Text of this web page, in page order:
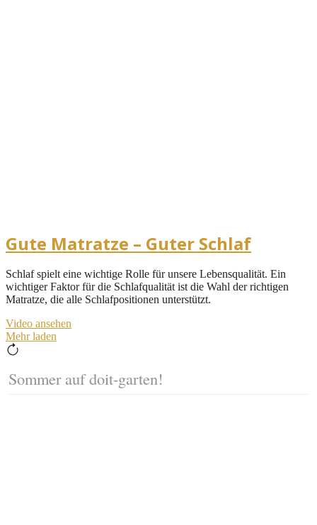
Gute Matratze – Guter Schlaf
Schlaf spielt eine wichtige Rolle für unsere Lebensqualität. Ein
wichtiger Faktor für die Schlafqualität ist die Wahl der richtigen
Matratze, die alle Schlafpositionen unterstützt.
Video ansehen
Mehr laden
Sommer auf doit-garten!